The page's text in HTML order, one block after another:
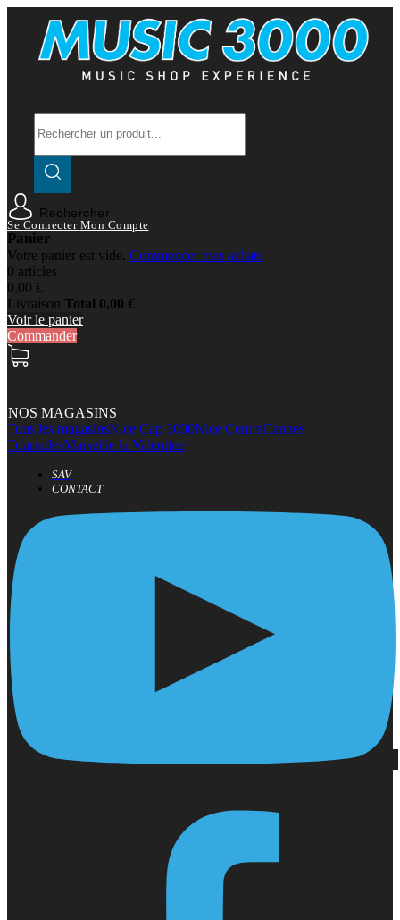
Rechercher
Se Connecter Mon Compte
Panier
Votre panier est vide. Commencer mes achats
0 articles
0,00 €
Livraison Total 0,00 €
Voir le panier
Commander
NOS MAGASINS
Tous les magasinsNice Cap 3000Nice CentreCannes
TourradesMarseille la Valentine
SAV
CONTACT